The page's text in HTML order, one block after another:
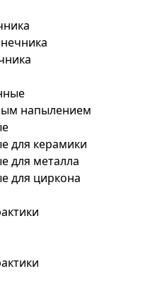
напылением
для керамики
для металла
для циркона